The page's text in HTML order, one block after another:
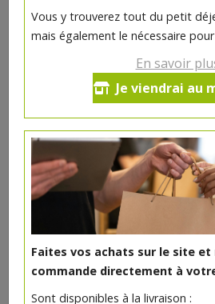
Vous y trouverez tout du petit
mais également le nécessaire
En savoir
Je viendrai au
Faites vos achats sur le site
commande directement à
Sont disponibles à la livraison :
Cacahuètes en
bio 330g Pépite
- 1 pc
4.2
Réception souhaitée le